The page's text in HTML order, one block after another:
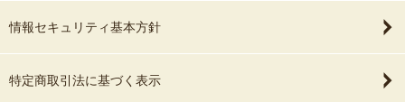
情報セキュリティ基本方針
特定商取引法に基づく表示